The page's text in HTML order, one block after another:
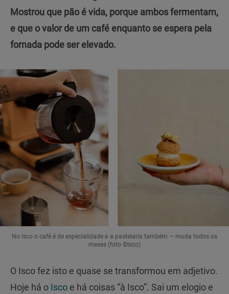
Mostrou que pão é vida, porque ambos fermentam,
e que o valor de um café enquanto se espera pela
fornada pode ser elevado.
No Isco o café é de especialidade e a pastelaria também — muda todos os
meses (foto ©Isco)
O Isco fez isto e quase se transformou em adjetivo.
Hoje há o Isco e há coisas “à Isco”. Sai um elogio e